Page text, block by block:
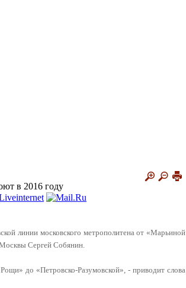
в 2016 году
линии московского метрополитена от «Марьиной
Сергей Собянин.
до «Петровско-Разумовской», - приводит слова